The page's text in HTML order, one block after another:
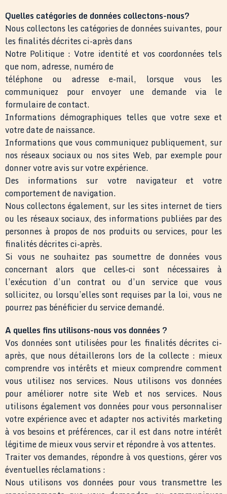
Quelles catégories de données collectons-nous?
Nous collectons les catégories de données suivantes, pour
les finalités décrites ci-après dans
Notre Politique : Votre identité et vos coordonnées tels
que nom, adresse, numéro de
téléphone ou adresse e-mail, lorsque vous les
communiquez pour envoyer une demande via le
formulaire de contact.
Informations démographiques telles que votre sexe et
votre date de naissance.
Informations que vous communiquez publiquement, sur
nos réseaux sociaux ou nos sites Web, par exemple pour
donner votre avis sur votre expérience.
Des informations sur votre navigateur et votre
comportement de navigation.
Nous collectons également, sur les sites internet de tiers
ou les réseaux sociaux, des informations publiées par des
personnes à propos de nos produits ou services, pour les
finalités décrites ci-après.
Si vous ne souhaitez pas soumettre de données vous
concernant alors que celles-ci sont nécessaires à
l’exécution d’un contrat ou d’un service que vous
sollicitez, ou lorsqu’elles sont requises par la loi, vous ne
pourrez pas bénéficier du service demandé.
A quelles fins utilisons-nous vos données ?
Vos données sont utilisées pour les finalités décrites ci-
après, que nous détaillerons lors de la collecte : mieux
comprendre vos intérêts et mieux comprendre comment
vous utilisez nos services. Nous utilisons vos données
pour améliorer notre site Web et nos services. Nous
utilisons également vos données pour vous personnaliser
votre expérience avec et adapter nos activités marketing
à vos besoins et préférences, car il est dans notre intérêt
légitime de mieux vous servir et répondre à vos attentes.
Traiter vos demandes, répondre à vos questions, gérer vos
éventuelles réclamations :
Nous utilisons vos données pour vous transmettre les